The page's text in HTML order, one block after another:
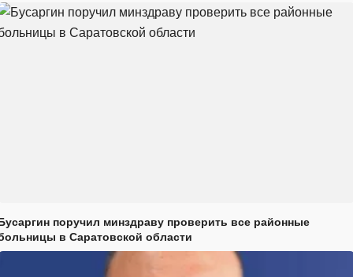
поручил минздраву проверить все районные
в Саратовской области